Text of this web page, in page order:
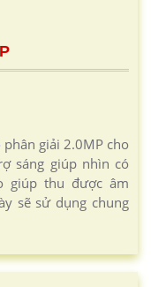
giải 2.0MP cho
sáng giúp nhìn có
giúp thu được âm
sẽ sử dụng chung